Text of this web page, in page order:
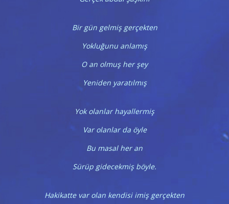
Bir gün gelmiş gerçekten
Yokluğunu anlamış
O an olmuş her şey
Yeniden yaratılmış
Yok olanlar hayallermiş
Var olanlar da öyle
Bu masal her an
Sürüp gidecekmiş böyle.
Hakikatte var olan kendisi imiş gerçekten